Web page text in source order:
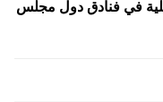
في فنادق دول مجلس